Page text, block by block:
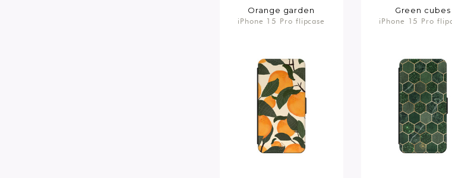
Orange garden
iPhone 15 Pro flipcase
Green cubes
iPhone 15 Pro